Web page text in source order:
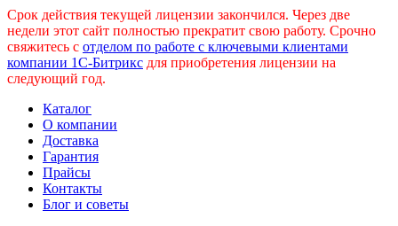
Срок действия текущей лицензии закончился. Через две
недели этот сайт полностью прекратит свою работу. Срочно
свяжитесь с отделом по работе с ключевыми клиентами
компании 1С-Битрикс для приобретения лицензии на
следующий год.
Каталог
О компании
Доставка
Гарантия
Прайсы
Контакты
Блог и советы